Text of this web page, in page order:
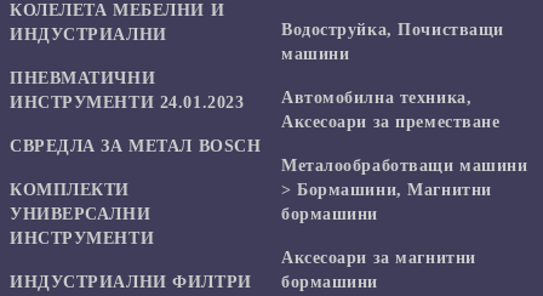
КОЛЕЛЕТА МЕБЕЛНИ И
ИНДУСТРИАЛНИ
ПНЕВМАТИЧНИ
ИНСТРУМЕНТИ 24.01.2023
СВРЕДЛА ЗА МЕТАЛ BOSCH
КОМПЛЕКТИ
УНИВЕРСАЛНИ
ИНСТРУМЕНТИ
ИНДУСТРИАЛНИ ФИЛТРИ
Водоструйка, Почистващи
машини
Автомобилна техника,
Аксесоари за преместване
Mеталообработващи машини
> Бормашини, Магнитни
бормашини
Аксесоари за магнитни
бормашини